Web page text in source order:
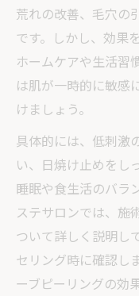
荒れの改善、毛穴の
です。しかし、効果
ホームケアや生活習
は肌が一時的に敏感
けましょう。
具体的には、低刺激
い、日焼け止めをし
睡眠や食生活のバラ
ステサロンでは、施
ついて詳しく説明し
セリング時に確認し
ーブピーリングの効